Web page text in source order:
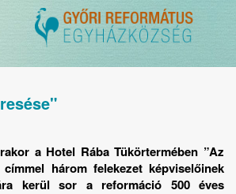
a Hotel Rába Tükörtermében ”Az
címmel három felekezet képviselőinek
kerül sor a reformáció 500 éves